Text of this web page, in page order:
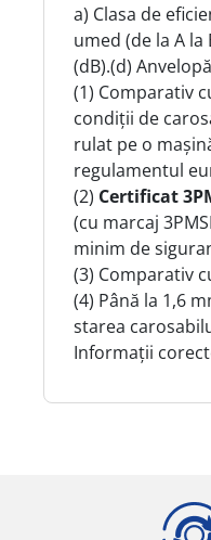
a) Clasa de
umed (de la A
(dB).(d)
(1) Comparativ
condiții de
rulat pe o
regulamentul
(2) Certificat
(cu marcaj
minim de
(3) Comparativ
(4) Până la 1,6
starea
Informații